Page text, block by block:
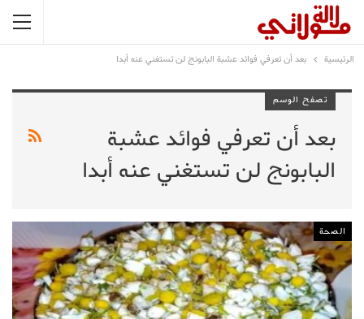
الرئيسية بعد أن تعرفي فوائد عشبة البابونج لن تستغني عنه أبدا
تصفح الوسم
بعد أن تعرفي فوائد عشبة
البابونج لن تستغني عنه أبدا
الصحة